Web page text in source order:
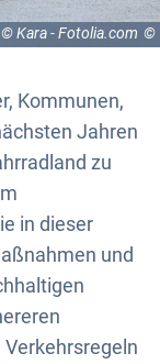
© Kara - Fotolia.com
Kommunen,
Jahren
zu
in dieser
und